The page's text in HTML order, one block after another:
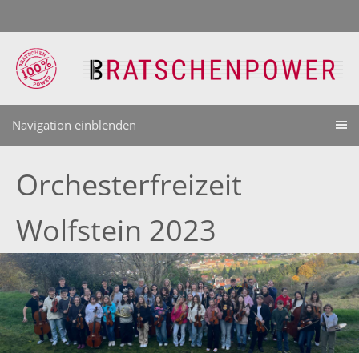
Navigation einblenden
Orchesterfreizeit
Wolfstein 2023